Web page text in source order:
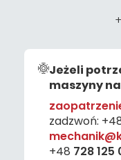
Jeżeli
maszyny
zadzwoń:
+48 728 125